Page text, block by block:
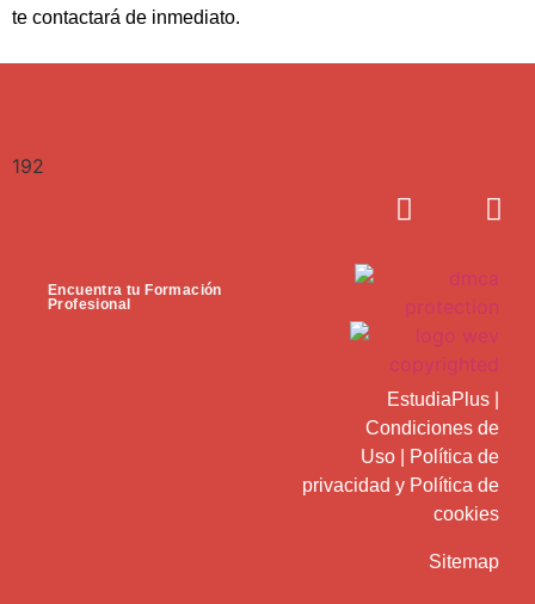
te contactará de inmediato.
192
Encuentra tu Formación
Profesional
EstudiaPlus
Condiciones de
Uso
Política de
privacidad y Política de
cookies
Sitemap